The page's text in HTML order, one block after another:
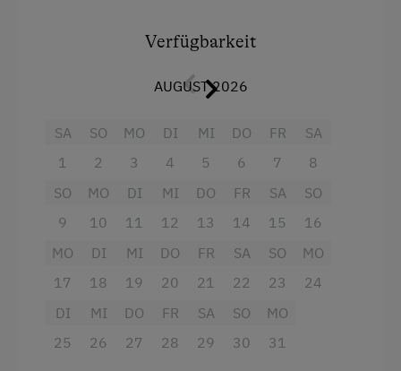
unseres neuen Wellnessbereiches.
4 Plattenherd
Radio
Dusche
Fernseher
Verfügbarkeit
AUGUST 2026
SA
1
SO
2
MO
3
DI
4
MI
5
DO
6
FR
7
SA
8
SO
9
MO
10
DI
11
MI
12
DO
13
FR
14
SA
15
SO
16
MO
17
DI
18
MI
19
DO
20
FR
21
SA
22
SO
23
MO
24
DI
25
MI
26
DO
27
FR
28
SA
29
SO
30
MO
31